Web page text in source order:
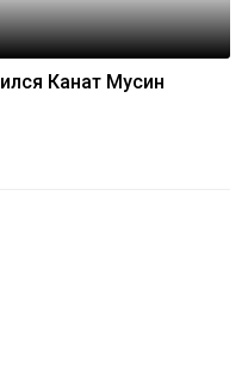
Канат Мусин